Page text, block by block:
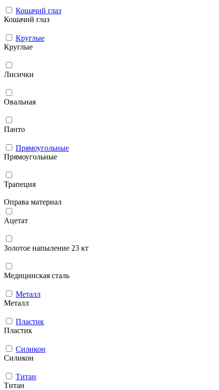
Кошачий глаз
Кошачий глаз
Круглые
Круглые
Лисички
Овальная
Панто
Прямоугольные
Прямоугольные
Трапеция
Оправа материал
Ацетат
Золотое напыление 23 кт
Медицинская сталь
Металл
Металл
Пластик
Пластик
Силикон
Силикон
Титан
Титан